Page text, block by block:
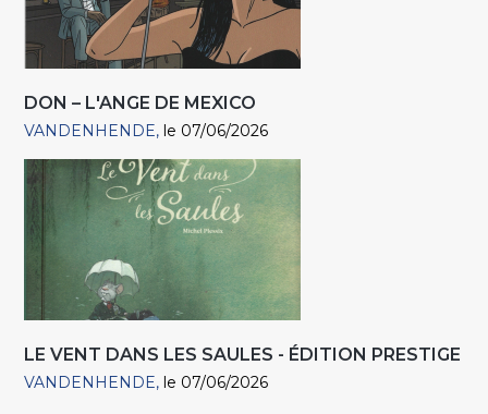
DON – L'ANGE DE MEXICO
VANDENHENDE le 07/06/2026
LE VENT DANS LES SAULES - ÉDITION PRESTIGE
VANDENHENDE le 07/06/2026